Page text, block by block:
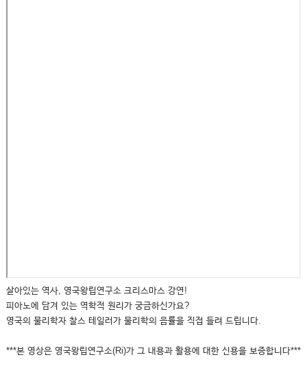
살아있는 역사, 영국왕립연구소 크리스마스 강연!
피아노에 담겨 있는 역학적 원리가 궁금하신가요?
영국의 물리학자 찰스 테일러가 물리학의 음률을 직접 들려 드립니다.
***본 영상은 영국왕립연구소(Ri)가 그 내용과 활용에 대한 신용을 보증합니다***